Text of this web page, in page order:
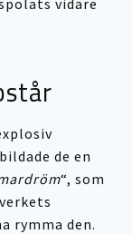
de en
“, som
rymma den.